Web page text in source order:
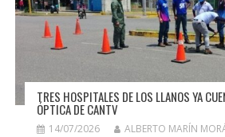
TRES HOSPITALES DE LOS LLANOS YA
ÓPTICA DE CANTV
14/07/2026 ALBERTO MARÍN